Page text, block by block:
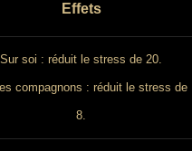
Effets
Sur soi : réduit le stress de 20.
compagnons : réduit le stress de
8.